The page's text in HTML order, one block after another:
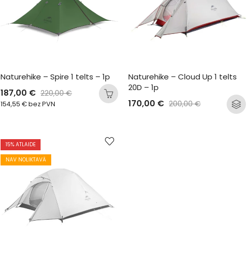
Naturehike – Spire 1 telts – 1p
187,00 € 220,00€
154,55 €bez PVN
Naturehike – Cloud Up 1 telts
20D – 1p
170,00 € 200,00€
15% ATLAIDE
NAV NOLIKTAVĀ